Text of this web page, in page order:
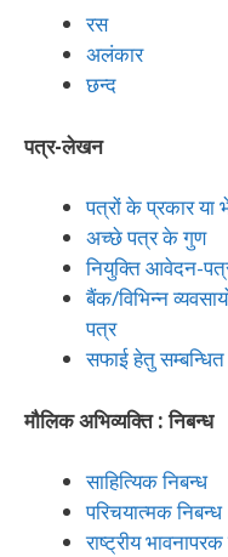
रस
अलंकार
छन्द
पत्र-लेखन
पत्रों के प्रकार या
अच्छे पत्र के गुण
नियुक्ति आवेदन-
बैंक/विभिन्न
पत्र
सफाई हेतु सम्बन्धित
मौलिक अभिव्यक्ति : निबन्ध
साहित्यिक निबन्ध
परिचयात्मक निबन्ध
राष्ट्रीय